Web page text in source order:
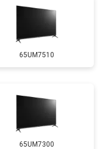
65UM7510
65UM7300